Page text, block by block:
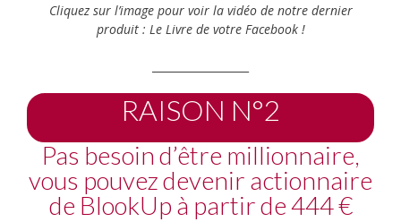
Cliquez sur l’image pour voir la vidéo de notre dernier
produit : Le Livre de votre Facebook !
RAISON N°2
Pas besoin d’être millionnaire,
vous pouvez devenir actionnaire
de BlookUp à partir de 444 €